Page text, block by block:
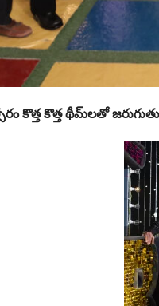
కొత్త కొత్త థీమ్‌‌లతో